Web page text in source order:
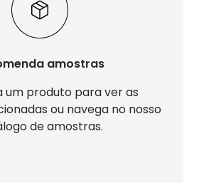
amostras
um produto para ver as
ou navega no nosso
de amostras.